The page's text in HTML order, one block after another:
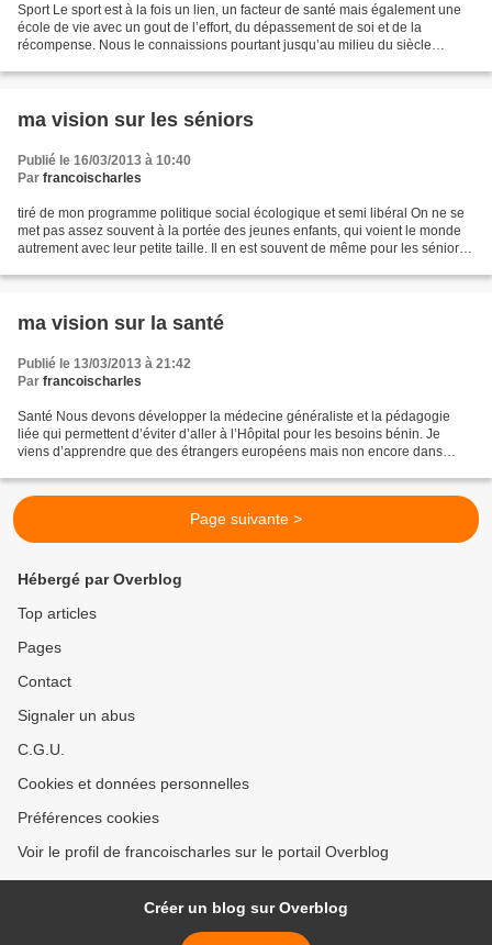
Sport Le sport est à la fois un lien, un facteur de santé mais également une
école de vie avec un gout de l’effort, du dépassement de soi et de la
récompense. Nous le connaissions pourtant jusqu’au milieu du siècle
ma vision sur les séniors
Publié le 16/03/2013 à 10:40
Par francoischarles
tiré de mon programme politique social écologique et semi libéral On ne se
met pas assez souvent à la portée des jeunes enfants, qui voient le monde
autrement avec leur petite taille. Il en est souvent de même pour les séniors,
ma vision sur la santé
Publié le 13/03/2013 à 21:42
Par francoischarles
Santé Nous devons développer la médecine généraliste et la pédagogie
liée qui permettent d’éviter d’aller à l’Hôpital pour les besoins bénin. Je
viens d’apprendre que des étrangers européens mais non encore dans
Page suivante >
Hébergé par Overblog
Top articles
Pages
Contact
Signaler un abus
C.G.U.
Cookies et données personnelles
Préférences cookies
Voir le profil de francoischarles sur le portail Overblog
Créer un blog sur Overblog